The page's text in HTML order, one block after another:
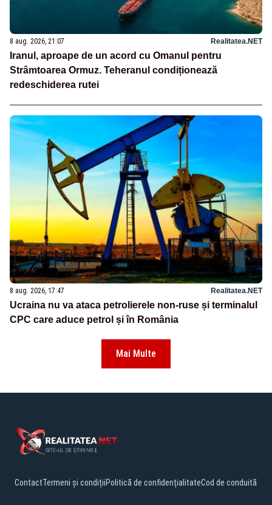
8 aug. 2026, 21:07 Realitatea.NET
Iranul, aproape de un acord cu Omanul pentru
Strâmtoarea Ormuz. Teheranul condiționează
redeschiderea rutei
8 aug. 2026, 17:47 Realitatea.NET
Ucraina nu va ataca petrolierele non-ruse și terminalul
CPC care aduce petrol și în România
Mai Multe
ContactTermeni și condițiiPolitică de confidențialitateCod de conduită